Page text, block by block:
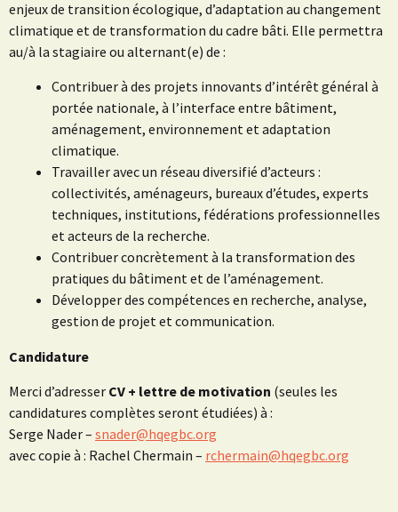
enjeux de transition écologique, d’adaptation au changement
climatique et de transformation du cadre bâti. Elle permettra
au/à la stagiaire ou alternant(e) de :
Contribuer à des projets innovants d’intérêt général à
portée nationale, à l’interface entre bâtiment,
aménagement, environnement et adaptation
climatique.
Travailler avec un réseau diversifié d’acteurs :
collectivités, aménageurs, bureaux d’études, experts
techniques, institutions, fédérations professionnelles
et acteurs de la recherche.
Contribuer concrètement à la transformation des
pratiques du bâtiment et de l’aménagement.
Développer des compétences en recherche, analyse,
gestion de projet et communication.
Candidature
Merci d’adresser CV + lettre de motivation (seules les
candidatures complètes seront étudiées) à :
Serge Nader – snader@hqegbc.org
avec copie à : Rachel Chermain – rchermain@hqegbc.org